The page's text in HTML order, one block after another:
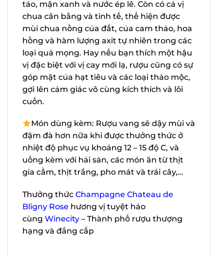
từng có. Nếu đi sâu vào hương vị ta sẽ
nhận ra vị ngọt ngào của trái cây chính là
mùi men chín ngọt đậm của nho, táo,
mận xanh và nước ép lê. Còn có cả vị
chua cân bằng và tinh tế, thể hiện được
mùi chua nồng của đất, của cam thảo,
hoa hồng và hàm lượng axit tự nhiên
trong các loại quả mọng. Hay nếu bạn
thích một hậu vị đặc biệt với vị cay mới lạ,
các loại thảo mộc, gợi lên cảm giác vô
cùng kích thích và lôi cuốn.
Món dùng kèm: Rượu vang sẽ dậy mùi
và đậm đà hơn nữa khi được thưởng thức
uống kèm với hải sản, các món ăn từ thịt
gia cầm, thịt trắng, pho mát và trái cây,…
Thưởng thứcChampagne Chateau de